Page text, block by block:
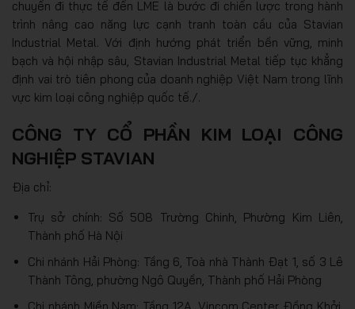
chuyến đi thực tế đến LME là bước đi chiến lược trong hành
trình nâng cao năng lực cạnh tranh toàn cầu của Stavian
Industrial Metal. Với định hướng phát triển bền vững, minh
bạch và hội nhập sâu, Stavian Industrial Metal tiếp tục khẳng
định vai trò tiên phong của doanh nghiệp Việt Nam trong lĩnh
vực kim loại công nghiệp quốc tế./.
CÔNG TY CỔ PHẦN KIM LOẠI CÔNG
NGHIỆP STAVIAN
Địa chỉ:
Trụ sở chính: Số 508 Trường Chinh, Phường Kim Liên,
Thành phố Hà Nội
Chi nhánh Hải Phòng: Tầng 6, Toà nhà Thành Đạt 1, số 3 Lê
Thành Tông, phường Ngô Quyền, Thành phố Hải Phòng